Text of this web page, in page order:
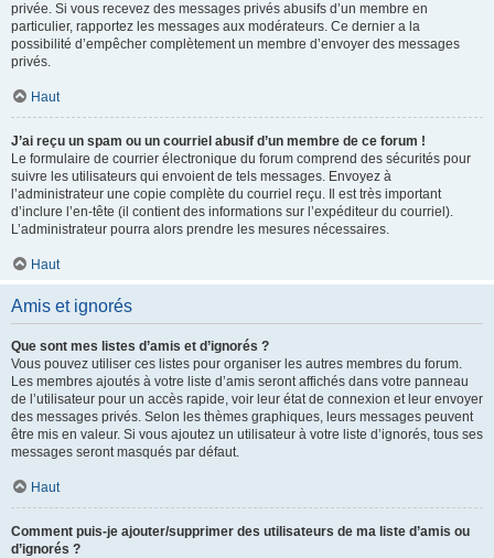
privée. Si vous recevez des messages privés abusifs d’un membre en
particulier, rapportez les messages aux modérateurs. Ce dernier a la
possibilité d’empêcher complètement un membre d’envoyer des messages
privés.
Haut
J’ai reçu un spam ou un courriel abusif d’un membre de ce forum !
Le formulaire de courrier électronique du forum comprend des sécurités pour
suivre les utilisateurs qui envoient de tels messages. Envoyez à
l’administrateur une copie complète du courriel reçu. Il est très important
d’inclure l’en-tête (il contient des informations sur l’expéditeur du courriel).
L’administrateur pourra alors prendre les mesures nécessaires.
Haut
Amis et ignorés
Que sont mes listes d’amis et d’ignorés ?
Vous pouvez utiliser ces listes pour organiser les autres membres du forum.
Les membres ajoutés à votre liste d’amis seront affichés dans votre panneau
de l’utilisateur pour un accès rapide, voir leur état de connexion et leur envoyer
des messages privés. Selon les thèmes graphiques, leurs messages peuvent
être mis en valeur. Si vous ajoutez un utilisateur à votre liste d’ignorés, tous ses
messages seront masqués par défaut.
Haut
Comment puis-je ajouter/supprimer des utilisateurs de ma liste d’amis ou
d’ignorés ?